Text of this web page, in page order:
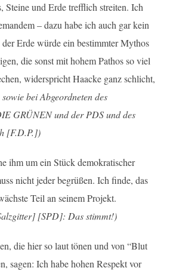
Steine und Erde trefflich streiten. Ich
– dazu habe ich auch gar kein
Erde würde ein bestimmter Mythos
die sonst mit hohem Pathos so viel
widerspricht Haacke ganz schlicht,
bei Abgeordneten des
GRÜNEN und der PDS und des
[F.D.P.])
ihm um ein Stück demokratischer
nicht jeder begrüßen. Ich finde, das
Teil an seinem Projekt.
[SPD]: Das stimmt!)
die hier so laut tönen und von “Blut
sagen: Ich habe hohen Respekt vor